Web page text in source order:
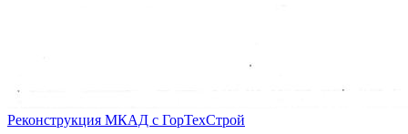
Реконструкция МКАД с ГорТехСтрой